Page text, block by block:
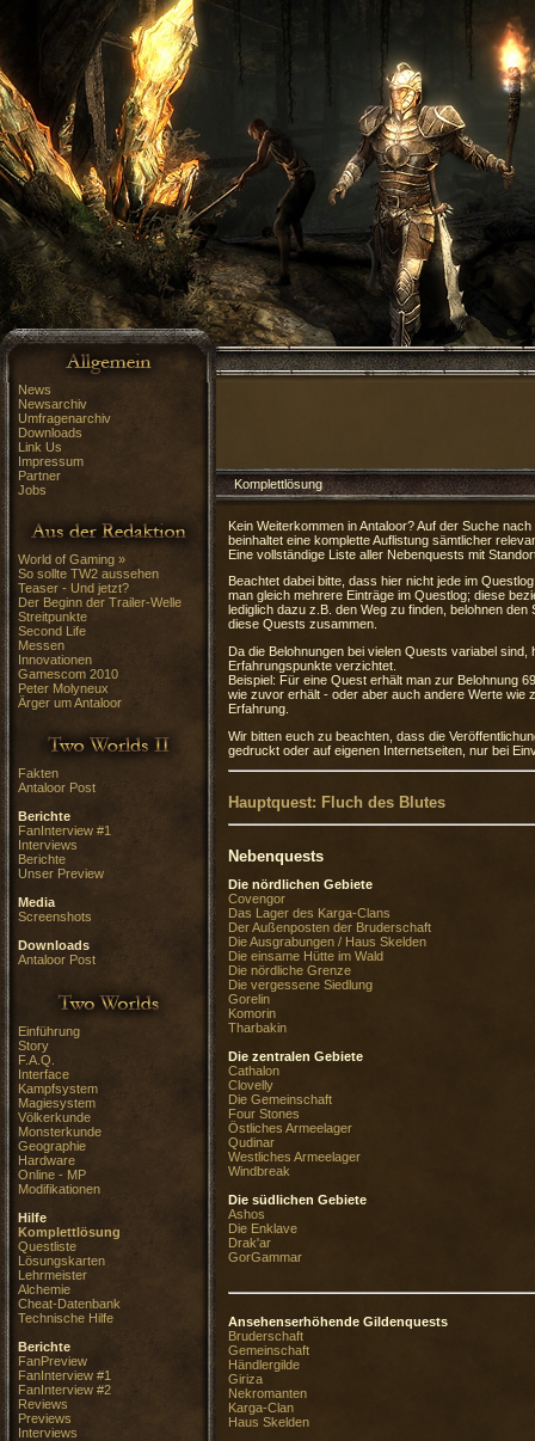
News
Newsarchiv
Umfragenarchiv
Downloads
Link Us
Impressum
Partner
Jobs
World of Gaming »
So sollte TW2 aussehen
Teaser - Und jetzt?
Der Beginn der Trailer-Welle
Streitpunkte
Second Life
Messen
Innovationen
Gamescom 2010
Peter Molyneux
Ärger um Antaloor
Fakten
Antaloor Post
Berichte
FanInterview #1
Interviews
Berichte
Unser Preview
Media
Screenshots
Downloads
Antaloor Post
Einführung
Story
F.A.Q.
Interface
Kampfsystem
Magiesystem
Völkerkunde
Monsterkunde
Geographie
Hardware
Online - MP
Modifikationen
Hilfe
Komplettlösung
Questliste
Lösungskarten
Lehrmeister
Alchemie
Cheat-Datenbank
Technische Hilfe
Berichte
FanPreview
FanInterview #1
FanInterview #2
Reviews
Previews
Interviews
Komplettlösung
Kein Weiterkommen in Antaloor? Auf der Suche
beinhaltet eine komplette Auflistung sämtlicher
Eine vollständige Liste aller Nebenquests mit
Beachtet dabei bitte, dass hier nicht jede im
man gleich mehrere Einträge im Questlog; diese
lediglich dazu z.B. den Weg zu finden, belohnen
diese Quests zusammen.
Da die Belohnungen bei vielen Quests variabel
Erfahrungspunkte verzichtet.
Beispiel: Für eine Quest erhält man zur Belohnung
wie zuvor erhält - oder aber auch andere Werte wie
Erfahrung.
Wir bitten euch zu beachten, dass die
gedruckt oder auf eigenen Internetseiten, nur bei
Hauptquest: Fluch des Blutes
Nebenquests
Die nördlichen Gebiete
Covengor
Das Lager des Karga-Clans
Der Außenposten der Bruderschaft
Die Ausgrabungen / Haus Skelden
Die einsame Hütte im Wald
Die nördliche Grenze
Die vergessene Siedlung
Gorelin
Komorin
Tharbakin
Die zentralen Gebiete
Cathalon
Clovelly
Die Gemeinschaft
Four Stones
Östliches Armeelager
Qudinar
Westliches Armeelager
Windbreak
Die südlichen Gebiete
Ashos
Die Enklave
Drak'ar
GorGammar
Ansehenserhöhende Gildenquests
Bruderschaft
Gemeinschaft
Händlergilde
Giriza
Nekromanten
Karga-Clan
Haus Skelden